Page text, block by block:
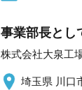
事業部長とし
株式会社大泉工
埼玉県 川口